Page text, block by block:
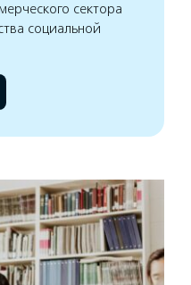
сектора
социальной